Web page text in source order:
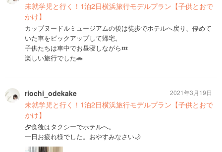
未就学児と行く！1泊2日横浜旅行モデルプラン【子供とおで
かけ】
カップヌードルミュージアムの後は徒歩でホテルへ戻り、停めて
いた車をピックアップして帰宅。
子供たちは車中でお昼寝しながら💤
楽しい旅行でした🚗
riochi_odekake
未就学児と行く！1泊2日横浜旅行モデルプラン【子供とおで
かけ】
夕食後はタクシーでホテルへ。
一日お疲れ様でした。おやすみなさい🌙
2021年3月19日